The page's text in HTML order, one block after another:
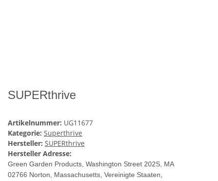
SUPERthrive
Artikelnummer: UG11677
Kategorie: Superthrive
Hersteller: SUPERthrive
Hersteller Adresse:
Green Garden Products, Washington Street 202S, MA
02766 Norton, Massachusetts, Vereinigte Staaten,